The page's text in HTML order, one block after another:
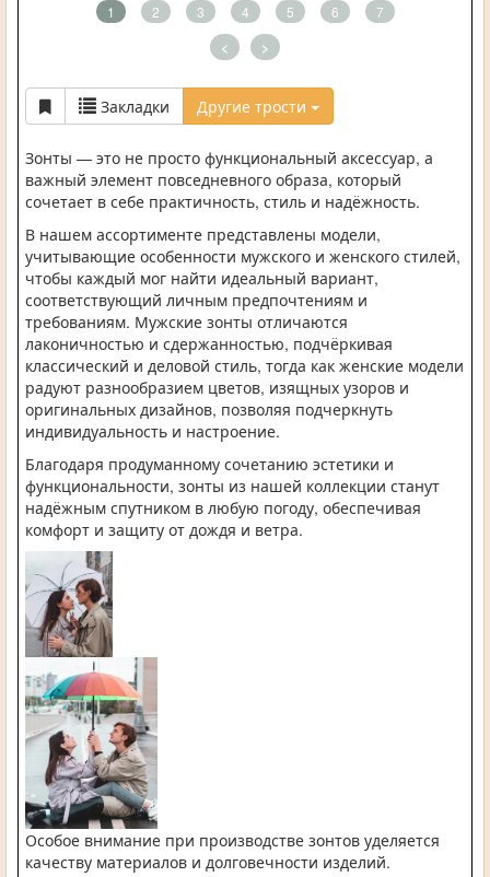
1 2 3 4 5 6 7
< >
Закладки Другие трости
Зонты — это не просто функциональный аксессуар, а
важный элемент повседневного образа, который
сочетает в себе практичность, стиль и надёжность.
В нашем ассортименте представлены модели,
учитывающие особенности мужского и женского стилей,
чтобы каждый мог найти идеальный вариант,
соответствующий личным предпочтениям и
требованиям. Мужские зонты отличаются
лаконичностью и сдержанностью, подчёркивая
классический и деловой стиль, тогда как женские модели
радуют разнообразием цветов, изящных узоров и
оригинальных дизайнов, позволяя подчеркнуть
индивидуальность и настроение.
Благодаря продуманному сочетанию эстетики и
функциональности, зонты из нашей коллекции станут
надёжным спутником в любую погоду, обеспечивая
комфорт и защиту от дождя и ветра.
Особое внимание при производстве зонтов уделяется
качеству материалов и долговечности изделий.